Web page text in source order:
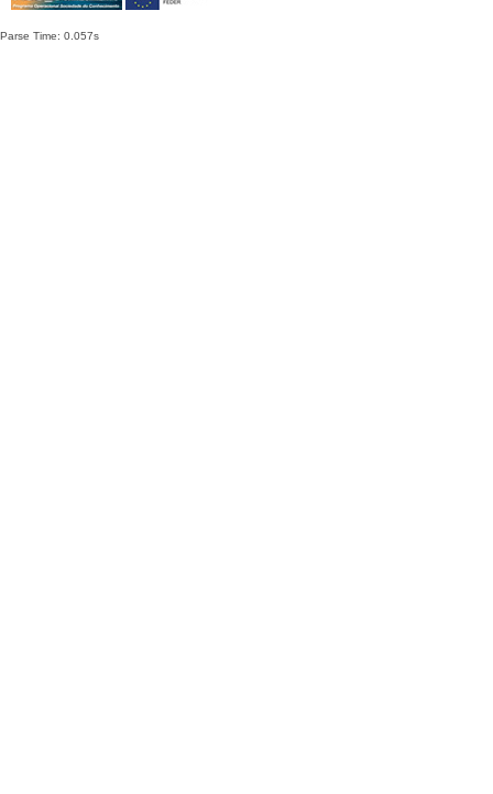
Parse Time: 0.057s